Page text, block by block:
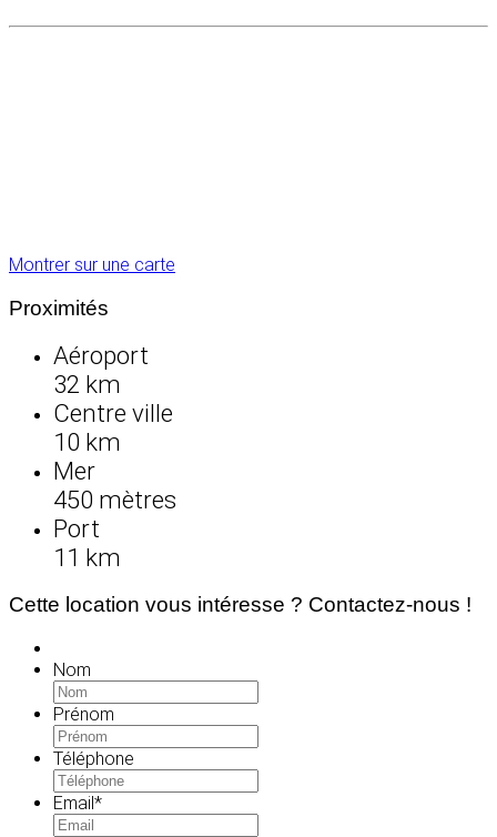
Montrer sur une carte
Proximités
Aéroport
32 km
Centre ville
10 km
Mer
450 mètres
Port
11 km
Cette location vous intéresse ? Contactez-nous !
Nom
Prénom
Téléphone
Email*